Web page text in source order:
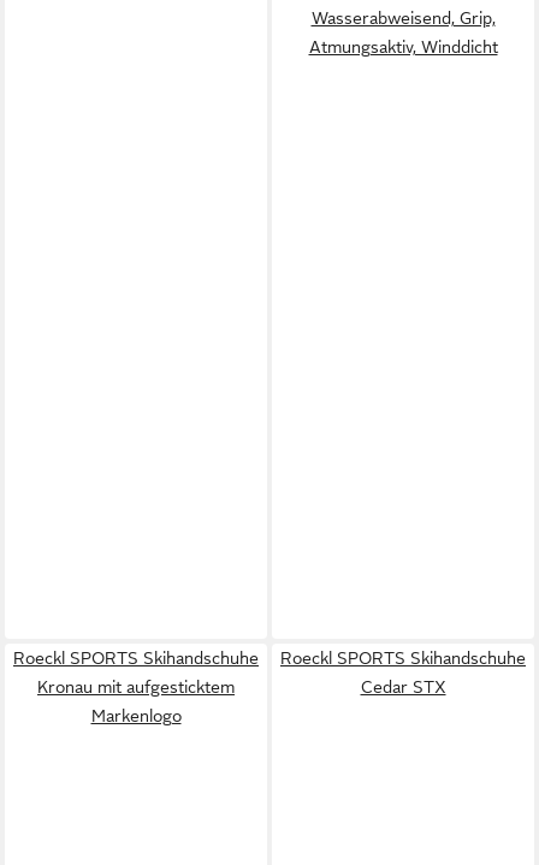
Wasserabweisend, Grip,
Atmungsaktiv, Winddicht
Roeckl SPORTS Skihandschuhe
Kronau mit aufgesticktem
Markenlogo
Roeckl SPORTS Skihandschuhe
Cedar STX